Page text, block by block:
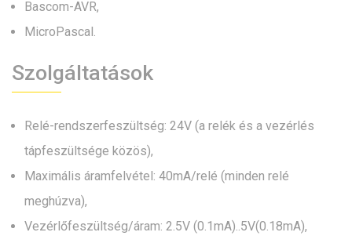
Bascom-AVR,
MicroPascal.
Szolgáltatások
Relé-rendszerfeszültség: 24V (a relék és a vezérlés
tápfeszültsége közös),
Maximális áramfelvétel: 40mA/relé (minden relé
meghúzva),
Vezérlőfeszültség/áram: 2.5V (0.1mA)..5V(0.18mA),